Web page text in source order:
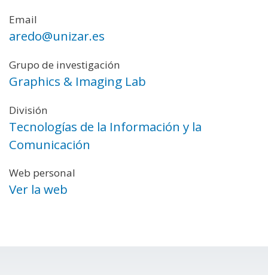
Email
aredo@unizar.es
Grupo de investigación
Graphics & Imaging Lab
División
Tecnologías de la Información y la
Comunicación
Web personal
Ver la web